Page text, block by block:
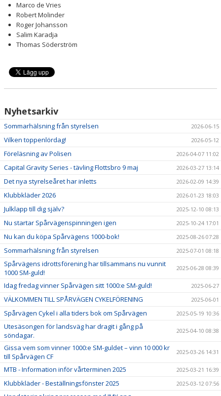
Marco de Vries
Robert Molinder
Roger Johansson
Salim Karadja
Thomas Söderström
Nyhetsarkiv
Sommarhälsning från styrelsen 2026-06-15
Vilken toppenlördag! 2026-05-12
Föreläsning av Polisen 2026-04-07 11:02
Capital Gravity Series - tävling Flottsbro 9 maj 2026-03-27 13:14
Det nya styrelseåret har inletts 2026-02-09 14:39
Klubbkläder 2026 2026-01-23 18:03
Julklapp till dig själv? 2025-12-10 08:13
Nu startar Spårvägenspinningen igen 2025-10-24 17:01
Nu kan du köpa Spårvägens 1000-bok! 2025-08-26 07:28
Sommarhälsning från styrelsen 2025-07-01 08:18
Spårvägens idrottsförening har tillsammans nu vunnit
1000 SM-guld!
2025-06-28 08:39
Idag fredag vinner Spårvägen sitt 1000:e SM-guld! 2025-06-27
VÄLKOMMEN TILL SPÅRVÄGEN CYKELFÖRENING 2025-06-01
Spårvägen Cykel i alla tiders bok om Spårvägen 2025-05-19 10:36
Utesäsongen för landsväg har dragit i gång på
söndagar.
2025-04-10 08:38
Gissa vem som vinner 1000:e SM-guldet – vinn 10 000 kr
till Spårvägen CF
2025-03-26 14:31
MTB - Information inför vårterminen 2025 2025-03-21 16:39
Klubbkläder - Beställningsfönster 2025 2025-03-12 07:56